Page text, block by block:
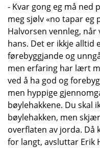
- Kvar gong eg må ned
meg sjølv «no tapar eg
Halvorsen vennleg,
hans. Det er ikkje alltid
førebyggjande og
men erfaring har lært
ved å ha god og
men hyppige
bøylehakkene. Du skal
bøylehakken, men
overflaten av jorda. Då
for langt, avsluttar Erik